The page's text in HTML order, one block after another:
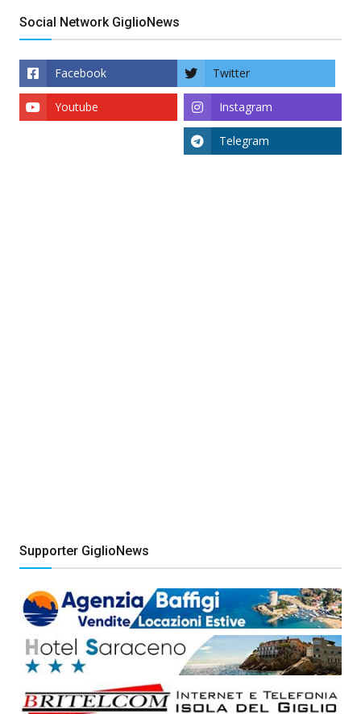
Social Network GiglioNews
Facebook Twitter
Instagram
Youtube
Telegram
Supporter GiglioNews